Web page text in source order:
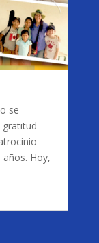
se
gratitud
Hoy,